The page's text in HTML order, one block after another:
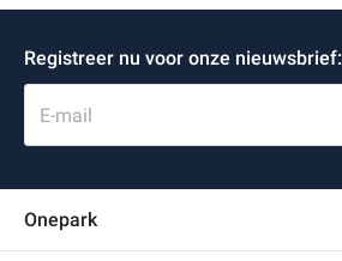
Registreer nu voor onze nieuwsbrief:
E-mail
Onepark